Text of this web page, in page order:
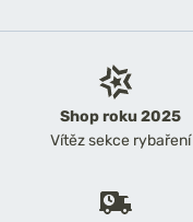
Shop roku 2025
Vítěz sekce rybaření